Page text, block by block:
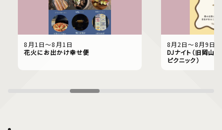
8月1日〜8月1日
花火にお出かけ幸せ便
8月2日〜8月9日
DJナイト（旧岡山
ピクニック）